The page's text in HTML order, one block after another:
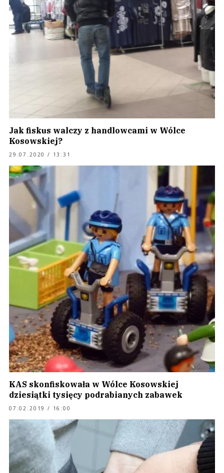
Jak fiskus walczy z handlowcami w Wólce
Kosowskiej?
29.07.2020 / 13:31
KAS skonfiskowała w Wólce Kosowskiej
dziesiątki tysięcy podrabianych zabawek
07.02.2019 / 16:00